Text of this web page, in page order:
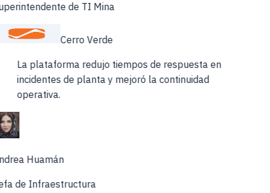
de TI Mina
Cerro Verde
La plataforma redujo tiempos de respuesta en
incidentes de planta y mejoró la continuidad
operativa.
Huamán
de Infraestructura